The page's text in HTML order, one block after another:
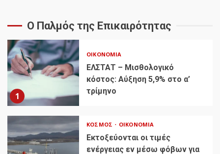
Ο Παλμός της Επικαιρότητας
1
ΟΙΚΟΝΟΜΊΑ
ΕΛΣΤΑΤ – Μισθολογικό
κόστος: Αύξηση 5,9% στο α’
τρίμηνο
ΚΌΣΜΟΣ ΟΙΚΟΝΟΜΊΑ
Εκτοξεύονται οι τιμές
ενέργειας εν μέσω φόβων για